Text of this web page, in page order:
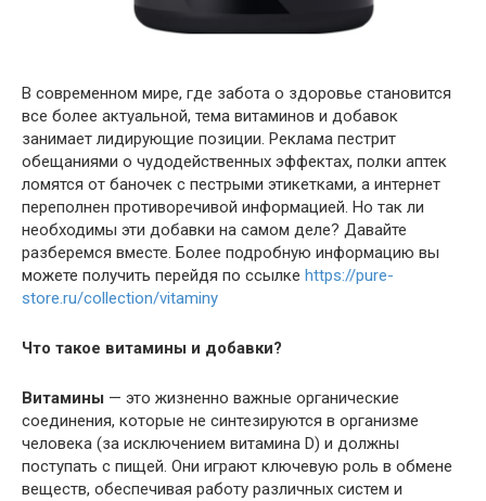
В современном мире, где забота о здоровье становится
все более актуальной, тема витаминов и добавок
занимает лидирующие позиции. Реклама пестрит
обещаниями о чудодейственных эффектах, полки аптек
ломятся от баночек с пестрыми этикетками, а интернет
переполнен противоречивой информацией. Но так ли
необходимы эти добавки на самом деле? Давайте
разберемся вместе. Более подробную информацию вы
можете получить перейдя по ссылке https://pure-
store.ru/collection/vitaminy
Что такое витамины и добавки?
Витамины — это жизненно важные органические
соединения, которые не синтезируются в организме
человека (за исключением витамина D) и должны
поступать с пищей. Они играют ключевую роль в обмене
веществ, обеспечивая работу различных систем и